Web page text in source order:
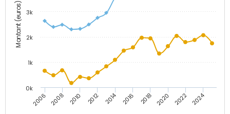
Montant (euros)
2006 2008 2010 2012 2014 2016 2018 2020 2022 2024
0k
1k
2k
3k